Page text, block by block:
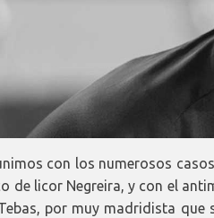
con los numerosos
de licor Negreira, y con el
por muy madridista que